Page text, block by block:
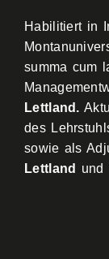
Habilitiert in
summa cum
Lettland.
des
sowie als
Lettland
und